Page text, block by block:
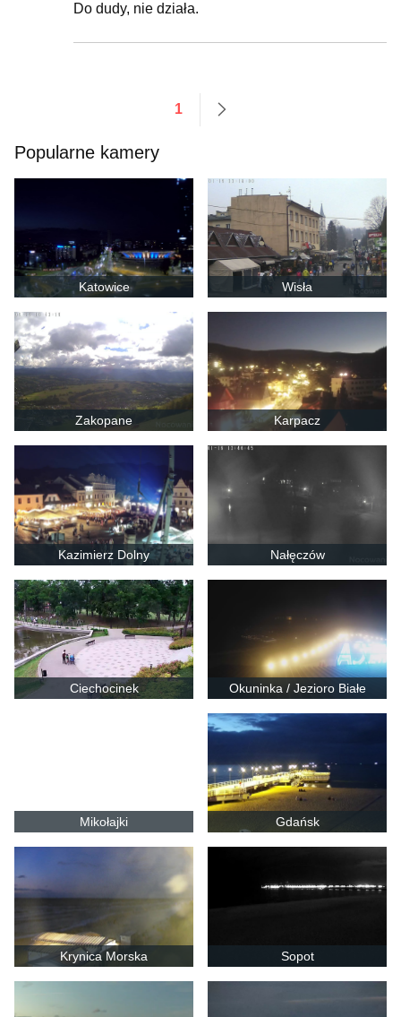
Do dudy, nie działa.
1
Popularne kamery
Katowice Wisła
Zakopane Karpacz
Kazimierz Dolny Nałęczów
Ciechocinek Okuninka / Jezioro Białe
Mikołajki Gdańsk
Krynica Morska Sopot